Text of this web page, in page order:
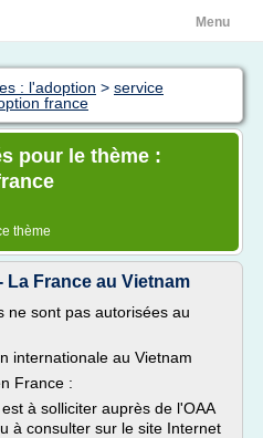
Menu
: l'adoption > service
france
pour le thème :
thème
La France au Vietnam
ne sont pas autorisées au
internationale au Vietnam
France :
à solliciter auprès de l'OAA
à consulter sur le site Internet